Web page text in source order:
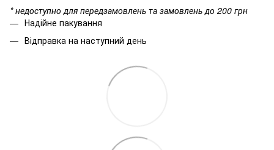
* недоступно для передзамовлень та замовлень до 200 грн
Надійне пакування
Відправка на наступний день